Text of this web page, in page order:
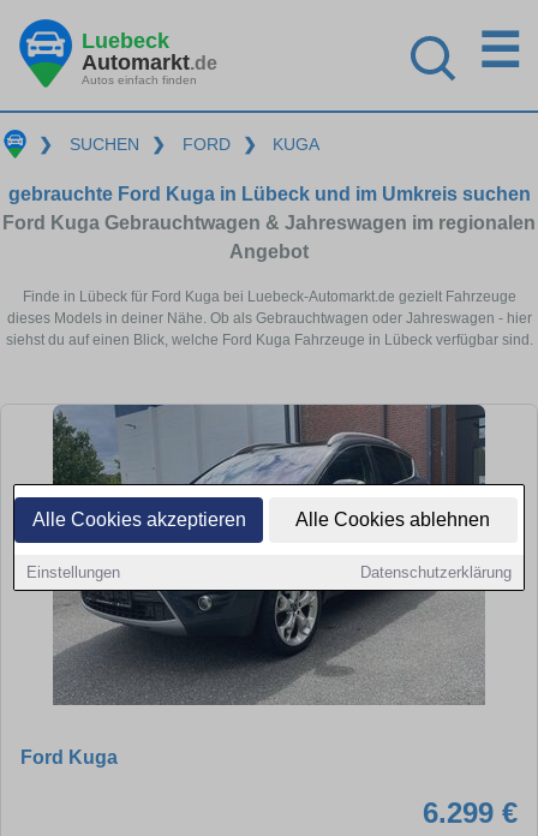
Alle Cookies akzeptieren Alle Cookies ablehnen
Einstellungen Datenschutzerklärung
Luebeck
Automarkt.de
Autos einfach finden
☰
❯ SUCHEN ❯ FORD ❯ KUGA
gebrauchte Ford Kuga in Lübeck und im Umkreis suchen
Ford Kuga Gebrauchtwagen & Jahreswagen im regionalen
Angebot
Finde in Lübeck für Ford Kuga bei Luebeck-Automarkt.de gezielt Fahrzeuge
dieses Models in deiner Nähe. Ob als Gebrauchtwagen oder Jahreswagen - hier
siehst du auf einen Blick, welche Ford Kuga Fahrzeuge in Lübeck verfügbar sind.
Ford Kuga
6.299 €